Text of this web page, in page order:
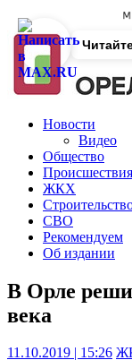
Новости
Видео
Общество
Происшествия
ЖКХ
СВО
Рекомендуем
Об издании
В Орле
века
11.10.2019 | 15:26